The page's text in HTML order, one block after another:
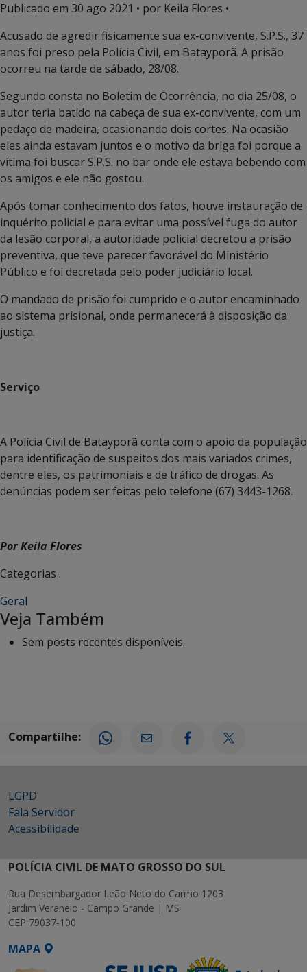
Publicado em 30 ago 2021 • por Keila Flores •
Acusado de agredir fisicamente sua ex-convivente, S.P.S., 37
anos foi preso pela Polícia Civil, em Batayporã. A prisão
ocorreu na tarde de sábado, 28/08.
Segundo consta no Boletim de Ocorrência, no dia 25/08, o
autor teria batido na cabeça de sua ex-convivente, com um
pedaço de madeira, ocasionando dois cortes. Na ocasião
eles ainda estavam juntos e o motivo da briga foi porque a
vítima foi buscar S.P.S. no bar onde ele estava bebendo com
os amigos e ele não gostou.
Após tomar conhecimento dos fatos, houve instauração de
inquérito policial e para evitar uma possível fuga do autor
da lesão corporal, a autoridade policial decretou a prisão
preventiva, que teve parecer favorável do Ministério
Público e foi decretada pelo poder judiciário local.
O mandado de prisão foi cumprido e o autor encaminhado
ao sistema prisional, onde permanecerá à disposição da
justiça.
Serviço
A Polícia Civil de Batayporã conta com o apoio da população
para identificação de suspeitos dos mais variados crimes,
dentre eles, os patrimoniais e de tráfico de drogas. As
denúncias podem ser feitas pelo telefone (67) 3443-1268.
Por Keila Flores
Categorias :
Geral
Veja Também
Sem posts recentes disponíveis.
Compartilhe:
LGPD
Fala Servidor
Acessibilidade
POLÍCIA CIVIL DE MATO GROSSO DO SUL
Rua Desembargador Leão Neto do Carmo 1203
Jardim Veraneio - Campo Grande | MS
CEP 79037-100
MAPA